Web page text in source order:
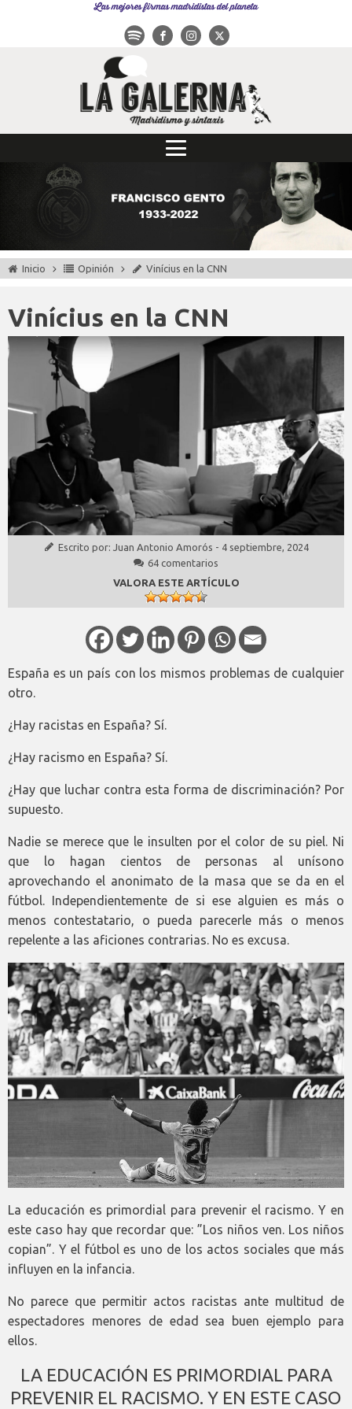
Las mejores firmas madridistas del planeta
Inicio Opinión Vinícius en la CNN
Vinícius en la CNN
Escrito por: Juan Antonio Amorós - 4 septiembre, 2024
64 comentarios
VALORA ESTE ARTÍCULO
España es un país con los mismos problemas de cualquier
otro.
¿Hay racistas en España? Sí.
¿Hay racismo en España? Sí.
¿Hay que luchar contra esta forma de discriminación? Por
supuesto.
Nadie se merece que le insulten por el color de su piel. Ni
que lo hagan cientos de personas al unísono
aprovechando el anonimato de la masa que se da en el
fútbol. Independientemente de si ese alguien es más o
menos contestatario, o pueda parecerle más o menos
repelente a las aficiones contrarias. No es excusa.
La educación es primordial para prevenir el racismo. Y en
este caso hay que recordar que: ”Los niños ven. Los niños
copian”. Y el fútbol es uno de los actos sociales que más
influyen en la infancia.
No parece que permitir actos racistas ante multitud de
espectadores menores de edad sea buen ejemplo para
ellos.
LA EDUCACIÓN ES PRIMORDIAL PARA
PREVENIR EL RACISMO. Y EN ESTE CASO